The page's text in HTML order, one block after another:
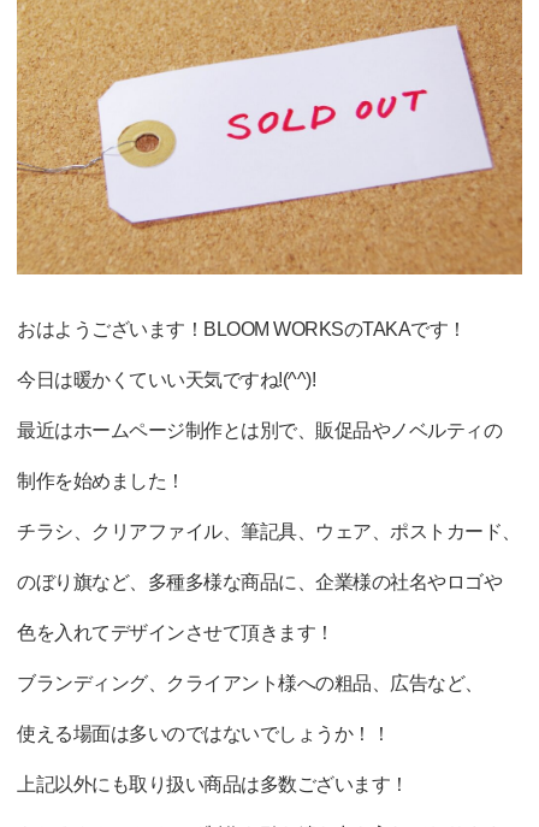
おはようございます！BLOOM WORKSのTAKAです！
今日は暖かくていい天気ですね!(^^)!
最近はホームページ制作とは別で、販促品やノベルティの
制作を始めました！
チラシ、クリアファイル、筆記具、ウェア、ポストカード、
のぼり旗など、多種多様な商品に、企業様の社名やロゴや
色を入れてデザインさせて頂きます！
ブランディング、クライアント様への粗品、広告など、
使える場面は多いのではないでしょうか！！
上記以外にも取り扱い商品は多数ございます！